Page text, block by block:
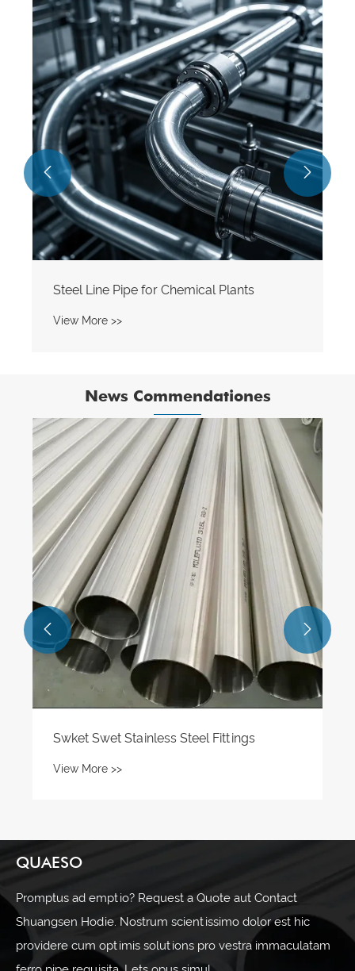
Aliquam Steel oleum et Gas Pipe
View More >>
 
News Commendationes
Cur Elige Steel Pipe pro Full-automatic
Conveyor Belt?
View More >>
 
QUAESO
Promptus ad emptio? Request a Quote aut Contact
Shuangsen Hodie. Nostrum scientissimo dolor est hic
providere cum optimis solutions pro vestra immaculatam